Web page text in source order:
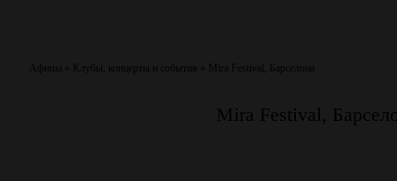
Афиша » Клубы, концерты и события » Mira Festival, Барселона
Mira Festival,